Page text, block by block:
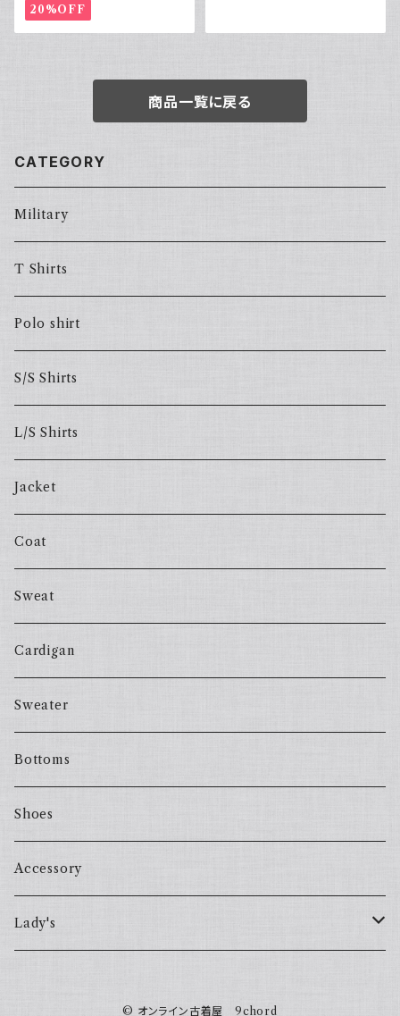
20%OFF
商品一覧に戻る
CATEGORY
Military
T Shirts
Polo shirt
S/S Shirts
L/S Shirts
Jacket
Coat
Sweat
Cardigan
Sweater
Bottoms
Shoes
Accessory
Lady's
© オンライン古着屋 9chord